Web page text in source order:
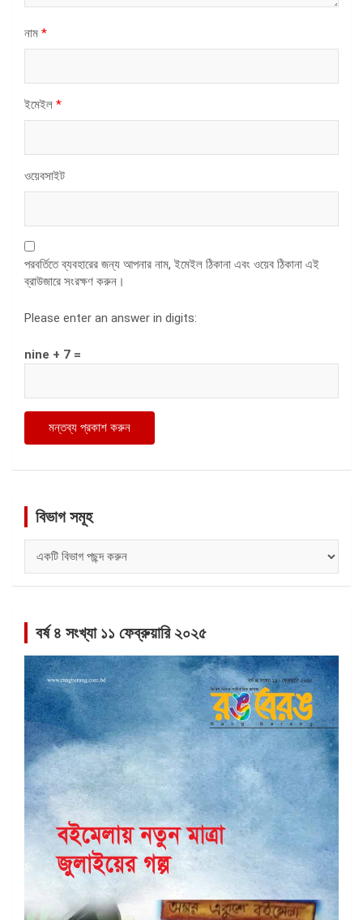
নাম *
ইমেইল *
ওয়েবসাইট
পরবর্তিতে ব্যবহারের জন্য আপনার নাম, ইমেইল ঠিকানা এবং ওয়েব ঠিকানা এই
ব্রাউজারে সংরক্ষণ করুন।
Please enter an answer in digits:
nine + 7 =
বিভাগ সমূহ
সমূহ
বর্ষ ৪ সংখ্যা ১১ ফেব্রুয়ারি ২০২৫